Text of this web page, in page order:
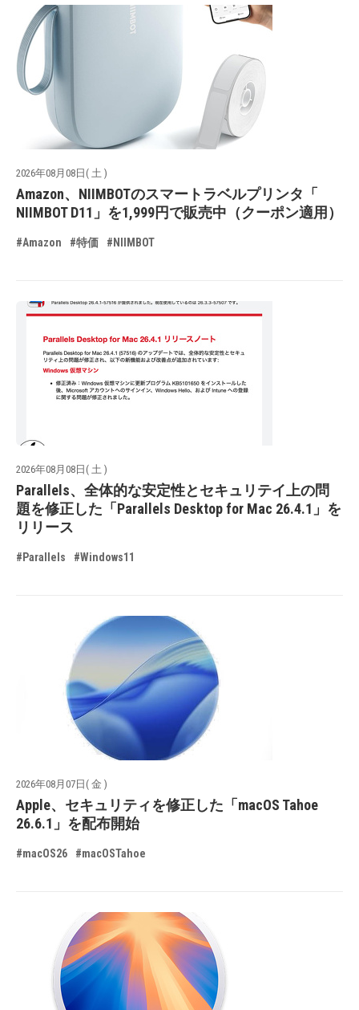
2026年08月08日( 土 )
Amazon、NIIMBOTのスマートラベルプリンタ「
NIIMBOT D11」を1,999円で販売中（クーポン適用）
#Amazon #特価 #NIIMBOT
2026年08月08日( 土 )
Parallels、全体的な安定性とセキュリテイ上の問
題を修正した「Parallels Desktop for Mac 26.4.1」を
リリース
#Parallels #Windows11
2026年08月07日( 金 )
Apple、セキュリティを修正した「macOS Tahoe
26.6.1」を配布開始
#macOS26 #macOSTahoe